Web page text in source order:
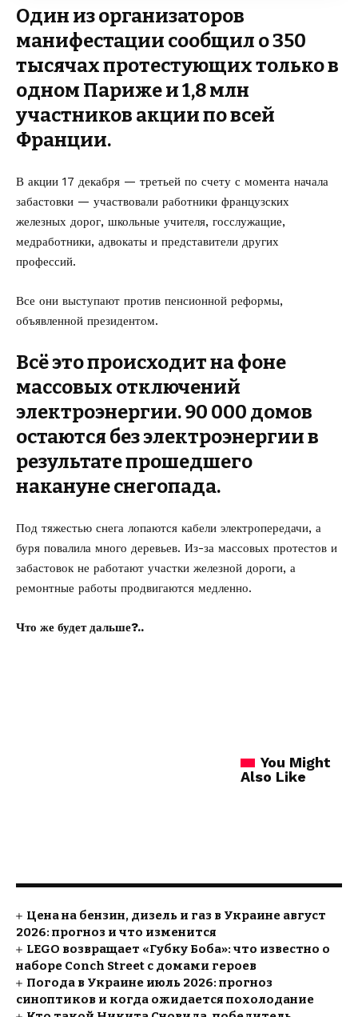
Один из организаторов
манифестации сообщил о 350
тысячах протестующих только в
одном Париже и 1,8 млн
участников акции по всей
Франции.
В акции 17 декабря — третьей по счету с момента начала
забастовки — участвовали работники французских
железных дорог, школьные учителя, госслужащие,
медработники, адвокаты и представители других
профессий.
Все они выступают против пенсионной реформы,
объявленной президентом.
Всё это происходит на фоне
массовых отключений
электроэнергии. 90 000 домов
остаются без электроэнергии в
результате прошедшего
накануне снегопада.
Под тяжестью снега лопаются кабели электропередачи, а
буря повалила много деревьев. Из-за массовых протестов и
забастовок не работают участки железной дороги, а
ремонтные работы продвигаются медленно.
Что же будет дальше?..
You Might
Also Like
Цена на бензин, дизель и газ в Украине август
2026: прогноз и что изменится
LEGO возвращает «Губку Боба»: что известно о
наборе Conch Street с домами героев
Погода в Украине июль 2026: прогноз
синоптиков и когда ожидается похолодание